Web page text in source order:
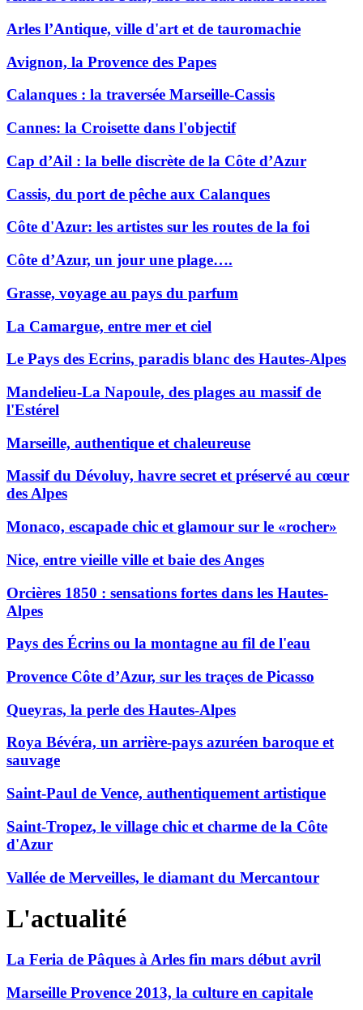
Arles l’Antique, ville d'art et de tauromachie
Avignon, la Provence des Papes
Calanques : la traversée Marseille-Cassis
Cannes: la Croisette dans l'objectif
Cap d’Ail : la belle discrète de la Côte d’Azur
Cassis, du port de pêche aux Calanques
Côte d'Azur: les artistes sur les routes de la foi
Côte d’Azur, un jour une plage….
Grasse, voyage au pays du parfum
La Camargue, entre mer et ciel
Le Pays des Ecrins, paradis blanc des Hautes-Alpes
Mandelieu-La Napoule, des plages au massif de
l'Estérel
Marseille, authentique et chaleureuse
Massif du Dévoluy, havre secret et préservé au cœur
des Alpes
Monaco, escapade chic et glamour sur le «rocher»
Nice, entre vieille ville et baie des Anges
Orcières 1850 : sensations fortes dans les Hautes-
Alpes
Pays des Écrins ou la montagne au fil de l'eau
Provence Côte d’Azur, sur les traçes de Picasso
Queyras, la perle des Hautes-Alpes
Roya Bévéra, un arrière-pays azuréen baroque et
sauvage
Saint-Paul de Vence, authentiquement artistique
Saint-Tropez, le village chic et charme de la Côte
d'Azur
Vallée de Merveilles, le diamant du Mercantour
L'actualité
La Feria de Pâques à Arles fin mars début avril
Marseille Provence 2013, la culture en capitale